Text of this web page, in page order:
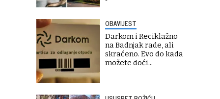
OBAVIJEST
Darkom i Reciklažno
na Badnjak rade, ali
skraćeno. Evo do kada
možete doći...